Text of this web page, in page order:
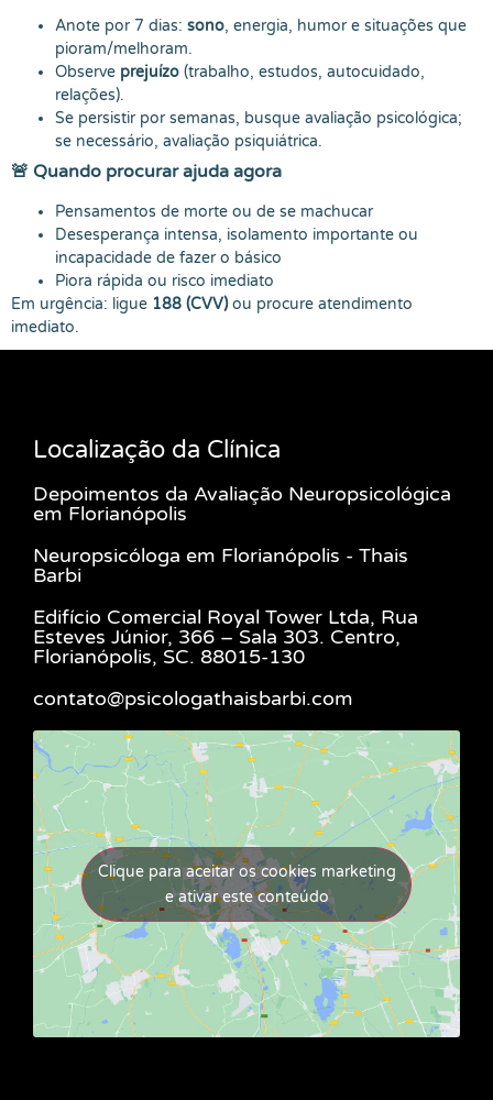
Anote por 7 dias: sono, energia, humor e situações que
pioram/melhoram.
Observe prejuízo (trabalho, estudos, autocuidado,
relações).
Se persistir por semanas, busque avaliação psicológica;
se necessário, avaliação psiquiátrica.
🚨 Quando procurar ajuda agora
Pensamentos de morte ou de se machucar
Desesperança intensa, isolamento importante ou
incapacidade de fazer o básico
Piora rápida ou risco imediato
Em urgência: ligue 188 (CVV)ou procure atendimento
imediato.
Localização da Clínica
Depoimentos da Avaliação Neuropsicológica
em Florianópolis
Neuropsicóloga em Florianópolis - Thais
Barbi
Edifício Comercial Royal Tower Ltda, Rua
Esteves Júnior, 366 – Sala 303. Centro,
Florianópolis, SC. 88015-130
contato@psicologathaisbarbi.com
Clique para aceitar os cookies marketing
e ativar este conteúdo